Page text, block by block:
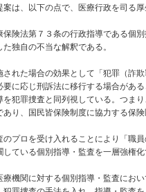
は、以下の点で、医療行政を司る厚
険法第７３条の行政指導である個別
た独自の不当な解釈である。
れた場合の効果として「犯罪（詐欺
要に応じ刑訴法に移行する場合があ
を犯罪捜査と同列視している。つま
あり、国民皆保険制度に協力する保
プロを受け入れることにより「職員
している個別指導・監査を一層強権
機関に対する個別指導・監査にお